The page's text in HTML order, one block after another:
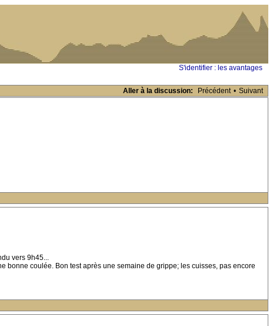
S'identifier : les avantages
Aller à la discussion: Précédent • Suivant
vers 9h45...
bonne coulée. Bon test après une semaine de grippe; les cuisses, pas encore